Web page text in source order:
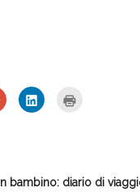
Fai
clic
apre
in
Fai
clic
apre
in
una
nuova
bambino: diario di